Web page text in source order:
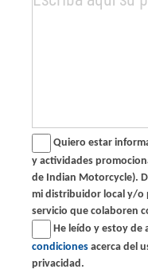
Quiero estar informado acerca de los eventos, noticias, productos,
y actividades
de Indian Motorcycle).
mi distribuidor local y/o
servicio que colaboren
He leído y estoy de
condiciones acerca del
privacidad.